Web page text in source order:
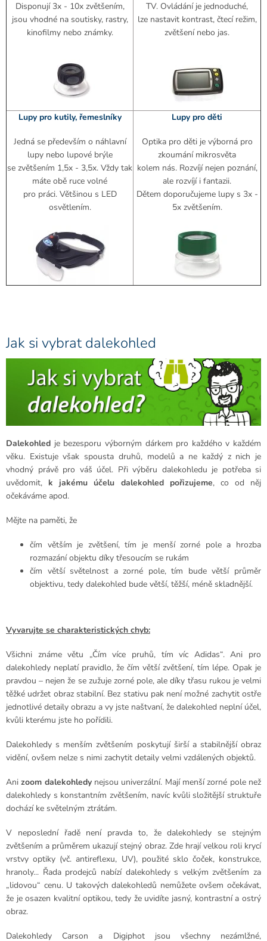
Disponují 3x - 10x zvětšením,
jsou vhodné na soutisky, rastry,
kinofilmy nebo známky.
TV. Ovládání je jednoduché,
lze nastavit kontrast, čtecí režim,
zvětšení nebo jas.
Lupy pro kutily, řemeslníky
Jedná se především o náhlavní
lupy nebo lupové brýle
se zvětšením 1,5x - 3,5x. Vždy tak
máte obě ruce volné
pro práci. Většinou s LED
osvětlením.
Lupy pro děti
Optika pro děti je výborná pro
zkoumání mikrosvěta
kolem nás. Rozvíjí nejen poznání,
ale rozvíjí i fantazii.
Dětem doporučujeme lupy s 3x -
5x zvětšením.
Jak si vybrat dalekohled
Dalekohled je bezesporu výborným dárkem pro každého v každém
věku. Existuje však spousta druhů, modelů a ne každý z nich je
vhodný právě pro váš účel. Při výběru dalekohledu je potřeba si
uvědomit, k jakému účelu dalekohled pořizujeme, co od něj
očekáváme apod.
Mějte na paměti, že
čím větším je zvětšení, tím je menší zorné pole a hrozba
rozmazání objektu díky třesoucím se rukám
čím větší světelnost a zorné pole, tím bude větší průměr
objektivu, tedy dalekohled bude větší, těžší, méně skladnější.
Vyvarujte se charakteristických chyb:
Všichni známe větu „Čím více pruhů, tím víc Adidas“. Ani pro
dalekohledy neplatí pravidlo, že čím větší zvětšení, tím lépe. Opak je
pravdou – nejen že se zužuje zorné pole, ale díky třasu rukou je velmi
těžké udržet obraz stabilní. Bez stativu pak není možné zachytit ostře
jednotlivé detaily obrazu a vy jste naštvaní, že dalekohled neplní účel,
kvůli kterému jste ho pořídili.
Dalekohledy s menším zvětšením poskytují širší a stabilnější obraz
vidění, ovšem nelze s nimi zachytit detaily velmi vzdálených objektů.
Ani zoom dalekohledy nejsou univerzální. Mají menší zorné pole než
dalekohledy s konstantním zvětšením, navíc kvůli složitější struktuře
dochází ke světelným ztrátám.
V neposlední řadě není pravda to, že dalekohledy se stejným
zvětšením a průměrem ukazují stejný obraz. Zde hrají velkou roli krycí
vrstvy optiky (vč. antireflexu, UV), použité sklo čoček, konstrukce,
hranoly... Řada prodejců nabízí dalekohledy s velkým zvětšením za
„lidovou“ cenu. U takových dalekohledů nemůžete ovšem očekávat,
že je osazen kvalitní optikou, tedy že uvidíte jasný, kontrastní a ostrý
obraz.
Dalekohledy Carson a Digiphot jsou všechny nezámlžné,